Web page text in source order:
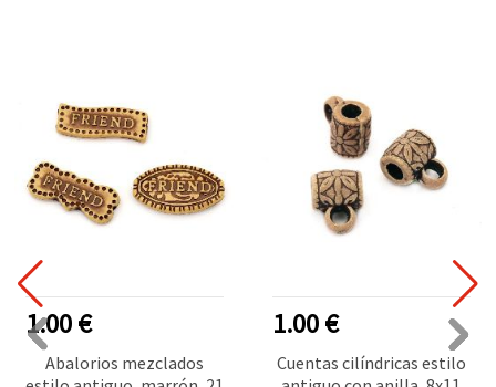
1.00 €
Abalorios mezclados
1.00 €
Cuentas cilíndricas estilo